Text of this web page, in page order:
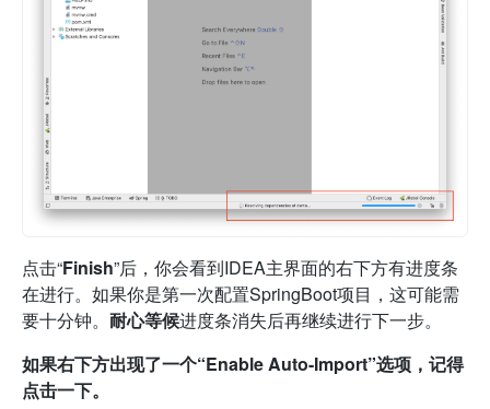
点击“Finish”后，你会看到IDEA主界面的右下方有进度条
在进行。如果你是第一次配置SpringBoot项目，这可能需
要十分钟。 耐心等候进度条消失后再继续进行下一步。
如果右下方出现了一个“Enable Auto-Import”选项，记得
点击一下。